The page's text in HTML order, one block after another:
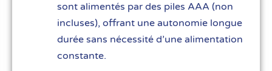
sont alimentés par des piles AAA (non
incluses), offrant une autonomie longue
durée sans nécessité d’une alimentation
constante.